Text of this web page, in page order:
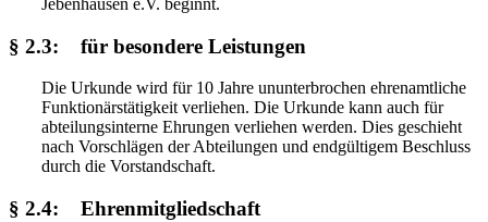
Jebenhausen e.V. beginnt.
§ 2.3: für besondere Leistungen
Die Urkunde wird für 10 Jahre ununterbrochen ehrenamtliche
Funktionärstätigkeit verliehen. Die Urkunde kann auch für
abteilungsinterne Ehrungen verliehen werden. Dies geschieht
nach Vorschlägen der Abteilungen und endgültigem Beschluss
durch die Vorstandschaft.
§ 2.4: Ehrenmitgliedschaft